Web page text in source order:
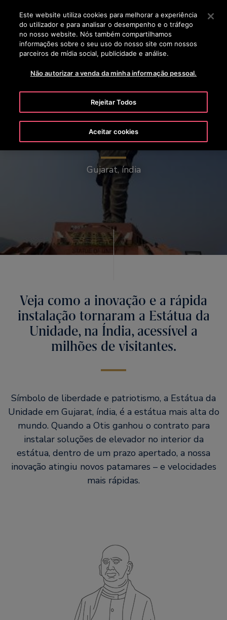
Prima Enter para saltar para o Conteúdo Principal
PESQUISAR
Estátua da Unidade
Gujarat, índia
Veja como a inovação e a rápida
instalação tornaram a Estátua da
Unidade, na Índia, acessível a
milhões de visitantes.
Símbolo de liberdade e patriotismo, a Estátua da
Unidade em Gujarat, índia, é a estátua mais alta do
mundo. Quando a Otis ganhou o contrato para
instalar soluções de elevador no interior da
estátua, dentro de um prazo apertado, a nossa
inovação atingiu novos patamares – e velocidades
mais rápidas.
Este website utiliza cookies para melhorar a experiência
do utilizador e para analisar o desempenho e o tráfego
no nosso website. Nós também compartilhamos
informações sobre o seu uso do nosso site com nossos
parceiros de mídia social, publicidade e análise.
Não autorizar a venda da minha informação pessoal.
Rejeitar Todos
Aceitar cookies